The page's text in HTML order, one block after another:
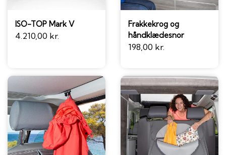
ISO-TOP Mark V
4.210,00 kr.
Frakkekrog og
håndklædesnor
198,00 kr.